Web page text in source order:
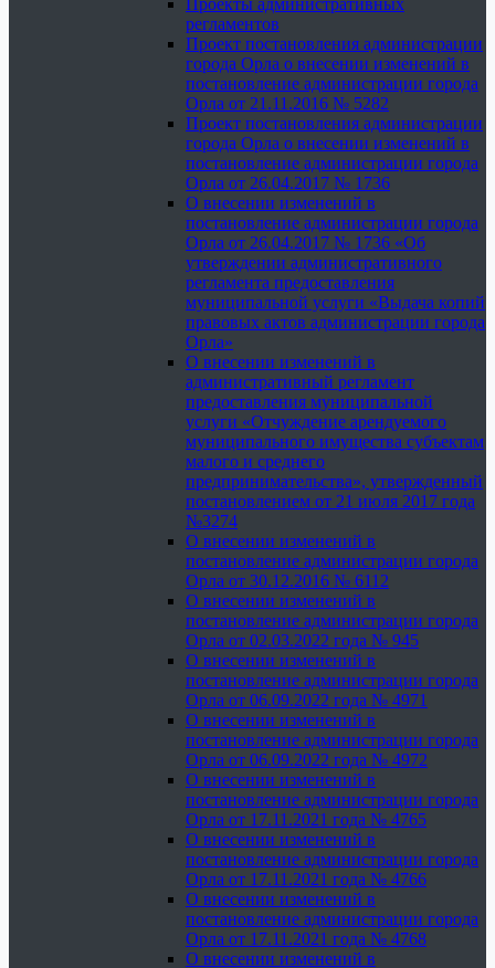
Проекты административных
регламентов
Проект постановления администрации
города Орла о внесении изменений в
постановление администрации города
Орла от 21.11.2016 № 5282
Проект постановления администрации
города Орла о внесении изменений в
постановление администрации города
Орла от 26.04.2017 № 1736
О внесении изменений в
постановление администрации города
Орла от 26.04.2017 № 1736 «Об
утверждении административного
регламента предоставления
муниципальной услуги «Выдача копий
правовых актов администрации города
Орла»
О внесении изменений в
административный регламент
предоставления муниципальной
услуги «Отчуждение арендуемого
муниципального имущества субъектам
малого и среднего
предпринимательства», утвержденный
постановлением от 21 июля 2017 года
№3274
О внесении изменений в
постановление администрации города
Орла от 30.12.2016 № 6112
О внесении изменений в
постановление администрации города
Орла от 02.03.2022 года № 945
О внесении изменений в
постановление администрации города
Орла от 06.09.2022 года № 4971
О внесении изменений в
постановление администрации города
Орла от 06.09.2022 года № 4972
О внесении изменений в
постановление администрации города
Орла от 17.11.2021 года № 4765
О внесении изменений в
постановление администрации города
Орла от 17.11.2021 года № 4766
О внесении изменений в
постановление администрации города
Орла от 17.11.2021 года № 4768
О внесении изменений в